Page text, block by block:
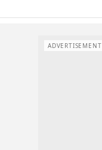
ADVERTISEMENT